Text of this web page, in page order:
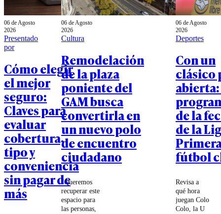
06 de Agosto
2026
Presentado
por
Cómo elegir
el mejor
seguro:
Claves para
evaluar
cobertura,
tipo y
conveniencia
sin pagar de
más
06 de Agosto
2026
Cultura
Remodelación
de la plaza
poniente del
GAM busca
convertirla en
un nuevo polo
de encuentro
ciudadano
"Queremos
recuperar este
espacio para
las personas,
06 de Agosto
2026
Deportes
Con un
clásico
de la
de la
fútbol
Revisa a
qué hora
juegan Colo
Colo, la U